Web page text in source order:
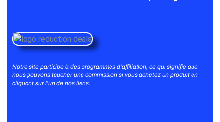
Notre site participe à des programmes d’affiliation, ce qui signifie que
nous pouvons toucher une commission si vous achetez un produit en
cliquant sur l’un de nos liens.